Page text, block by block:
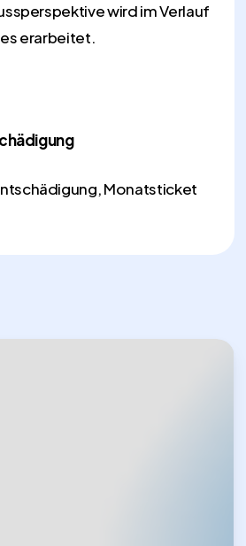
wird im Verlauf
erarbeitet.
Monatsticket